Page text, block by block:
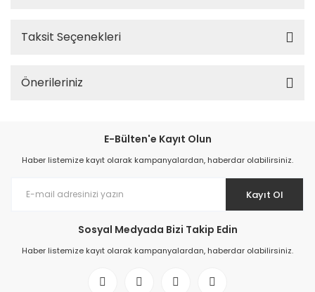
Taksit Seçenekleri
Önerileriniz
E-Bülten'e Kayıt Olun
Haber listemize kayıt olarak kampanyalardan, haberdar olabilirsiniz.
Kayıt Ol
Sosyal Medyada Bizi Takip Edin
Haber listemize kayıt olarak kampanyalardan, haberdar olabilirsiniz.